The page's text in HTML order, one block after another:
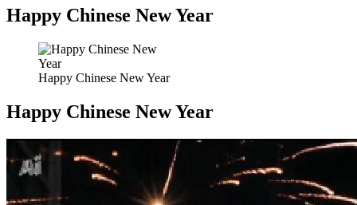
Happy Chinese New Year
Happy Chinese New Year
Happy Chinese New Year